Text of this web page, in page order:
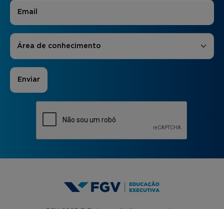
E-mail
Áreas de Interesse
Área de conhecimento